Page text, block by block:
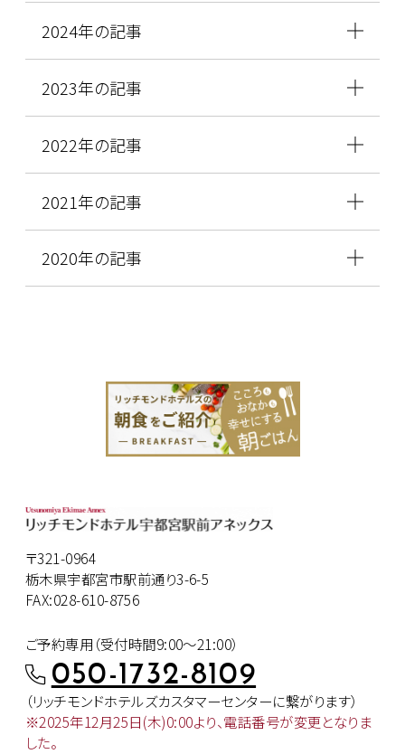
2024年の記事
2023年の記事
2022年の記事
2021年の記事
2020年の記事
〒321-0964
栃木県宇都宮市駅前通り3-6-5
FAX:028-610-8756
ご予約専用（受付時間9:00～21:00）
050-1732-8109
（リッチモンドホテルズカスタマーセンターに繋がります）
※2025年12月25日(木)0:00より、電話番号が変更となりま
した。